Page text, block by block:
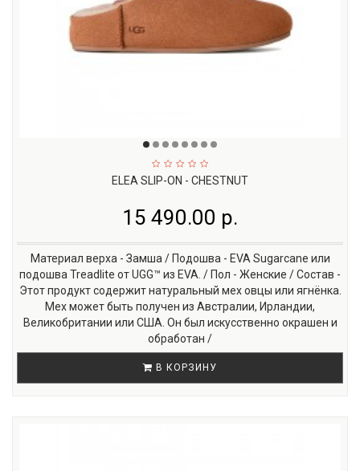
ELEA SLIP-ON - CHESTNUT
15 490.00 р.
Материал верха - Замша / Подошва - EVA Sugarcane или
подошва Treadlite от UGG™ из EVA. / Пол - Женские / Состав -
Этот продукт содержит натуральный мех овцы или ягнёнка.
Мех может быть получен из Австралии, Ирландии,
Великобритании или США. Он был искусственно окрашен и
обработан /
В КОРЗИНУ